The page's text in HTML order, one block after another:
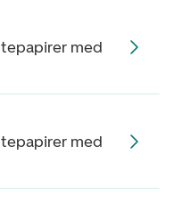
med
med